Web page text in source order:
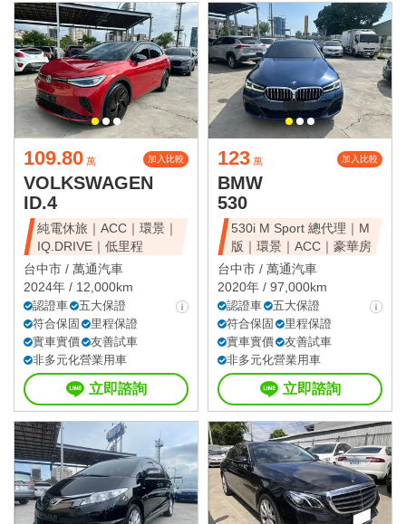
109.80 萬 加入比較
VOLKSWAGEN
ID.4
純電休旅｜ACC｜環景｜
IQ.DRIVE｜低里程
台中市 / 萬通汽車
2024年 / 12,000km
認證車
五大保證
符合保固
里程保證
實車實價
友善試車
非多元化營業用車
立即諮詢
123 萬 加入比較
BMW
530
530i M Sport 總代理｜M
版｜環景｜ACC｜豪華房
台中市 / 萬通汽車
2020年 / 97,000km
認證車
五大保證
符合保固
里程保證
實車實價
友善試車
非多元化營業用車
立即諮詢